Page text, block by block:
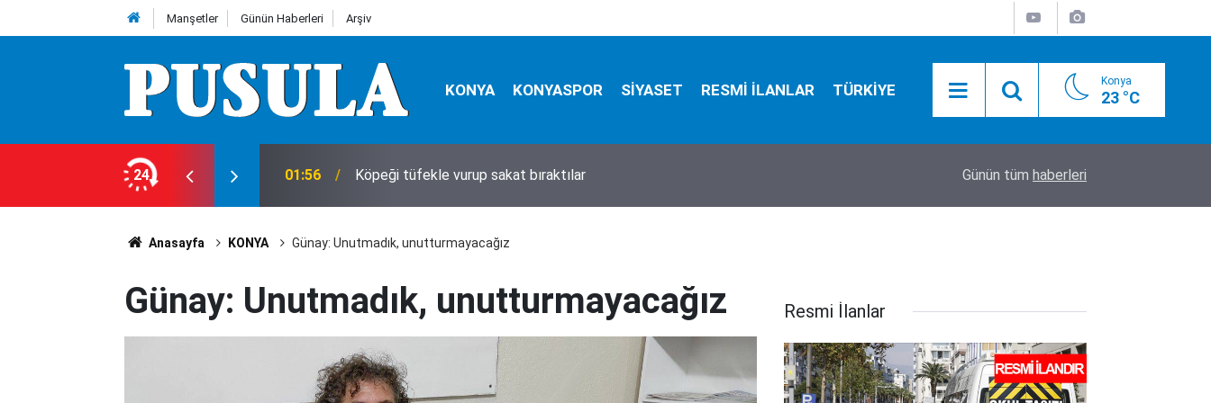
Manşetler Günün Haberleri Arşiv
KONYA KONYASPOR SİYASET RESMİ İLANLAR TÜRKİYE Konya
23 °C
24 01:56 Köpeği tüfekle vurup sakat bıraktılar Konya yolunda flaş gelişme! Bakan Uraloğlu
Günün tüm haberleri
Anasayfa KONYA Günay: Unutmadık, unutturmayacağız
Günay: Unutmadık, unutturmayacağız Resmi İlanlar